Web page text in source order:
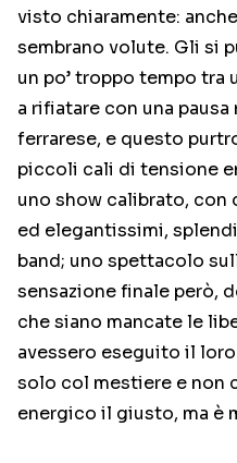
visto chiaramente:
sembrano volute. Gli si
un po’ troppo tempo tra
a rifiatare con una
ferrarese, e questo
piccoli cali di tensione
uno show calibrato,
ed elegantissimi,
band; uno spettacolo
sensazione finale però,
che siano mancate le
avessero eseguito il
solo col mestiere e non
energico il giusto, ma è